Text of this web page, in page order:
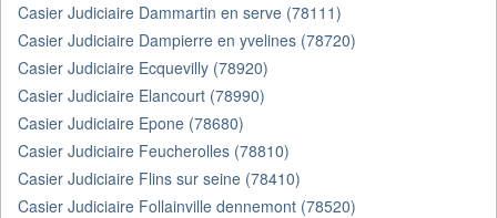
Casier Judiciaire Dammartin en serve (78111)
Casier Judiciaire Dampierre en yvelines (78720)
Casier Judiciaire Ecquevilly (78920)
Casier Judiciaire Elancourt (78990)
Casier Judiciaire Epone (78680)
Casier Judiciaire Feucherolles (78810)
Casier Judiciaire Flins sur seine (78410)
Casier Judiciaire Follainville dennemont (78520)